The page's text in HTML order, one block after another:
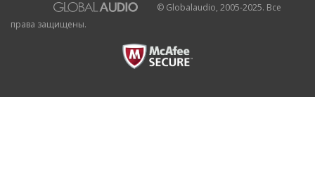
© Globalaudio, 2005-2025. Все
права защищены.